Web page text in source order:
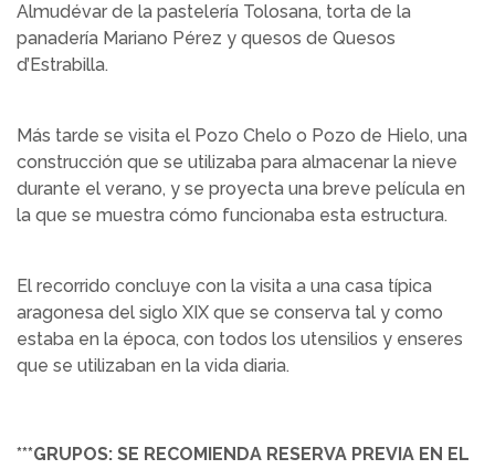
Almudévar de la pastelería Tolosana, torta de la
panadería Mariano Pérez y quesos de Quesos
d’Estrabilla.
Más tarde se visita el Pozo Chelo o Pozo de Hielo, una
construcción que se utilizaba para almacenar la nieve
durante el verano, y se proyecta una breve película en
la que se muestra cómo funcionaba esta estructura.
El recorrido concluye con la visita a una casa típica
aragonesa del siglo XIX que se conserva tal y como
estaba en la época, con todos los utensilios y enseres
que se utilizaban en la vida diaria.
***GRUPOS: SE RECOMIENDA RESERVA PREVIA EN EL